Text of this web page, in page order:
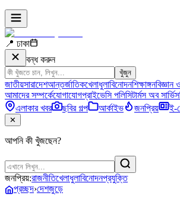
📍 ঢাকা
বন্ধ করুন
খুঁজুন
জাতীয়সারাদেশআন্তর্জাতিকখেলাধুলাবিনোদনশিক্ষাঙ্গন
আমাদের সম্পর্কেযোগাযোগপ্রাইভেসি পলিসিটার্মস অব সার্ভিস
এলাকার খবর
ছবির গল্প আর্কাইভ জনপ্রিয় ই-
✕
আপনি কী খুঁজছেন?
জনপ্রিয়:রাজনীতিখেলাধুলাবিনোদনপ্রযুক্তি
প্রচ্ছদ›দেশজুড়ে